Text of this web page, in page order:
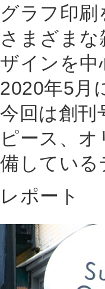
グラフ印
さまざま
ザインを中
2020年5月
今回は創刊
ピース、
備している
レポート